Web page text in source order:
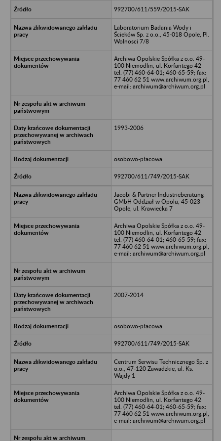
992700/611/559/2015-SAK
Laboratorium Badania Wody i
Ścieków Sp. z o.o., 45-018 Opole, Pl.
Wolnosci 7/8
Archiwa Opolskie Spółka z o.o. 49-
100 Niemodlin, ul. Korfantego 42
tel. (77) 460-64-01; 460-65-59; fax:
77 460 62 51 www.archiwum.org.pl,
e-mail: archiwum@archiwum.org.pl
1993-2006
osobowo-płacowa
992700/611/749/2015-SAK
Jacobi & Partner Industrieberatung
GMbH Oddział w Opolu, 45-023
Opole, ul. Krawiecka 7
Archiwa Opolskie Spółka z o.o. 49-
100 Niemodlin, ul. Korfantego 42
tel. (77) 460-64-01; 460-65-59; fax:
77 460 62 51 www.archiwum.org.pl,
e-mail: archiwum@archiwum.org.pl
2007-2014
osobowo-płacowa
992700/611/749/2015-SAK
Centrum Serwisu Technicznego Sp. z
o.o., 47-120 Zawadzkie, ul. Ks.
Wajdy 1
Archiwa Opolskie Spółka z o.o. 49-
100 Niemodlin, ul. Korfantego 42
tel. (77) 460-64-01; 460-65-59; fax:
77 460 62 51 www.archiwum.org.pl,
e-mail: archiwum@archiwum.org.pl